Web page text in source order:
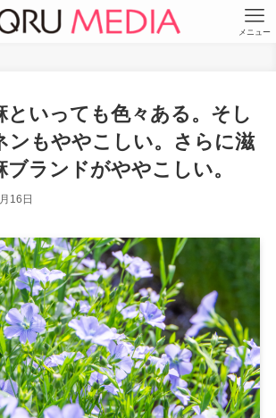
メニュー
といっても色々ある。そし
ンもややこしい。さらに滋
ブランドがややこしい。
16日